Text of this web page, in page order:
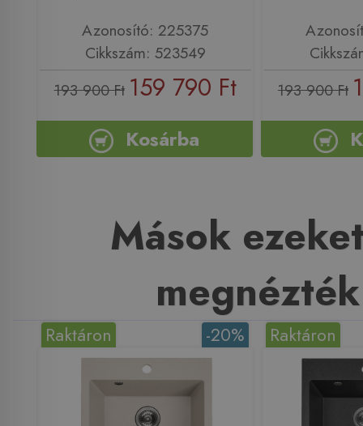
Azonosító: 225375
Cikkszám: 523549
193 900 Ft 159 790 Ft
Kosárba
193 900 Ft
Mások
megnézték
-20%
Raktáron Raktáron